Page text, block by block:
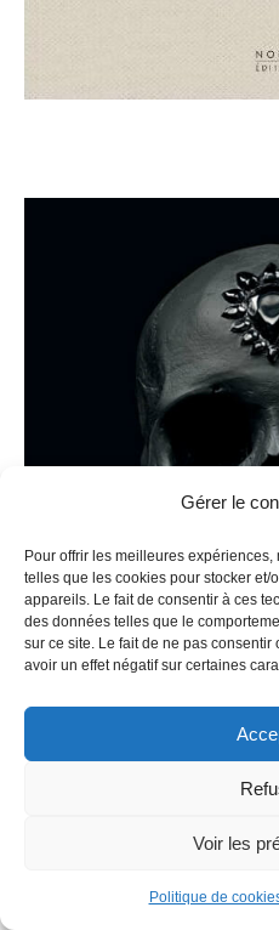
Gérer le
Pour offrir les meilleures
telles que les cookies pour stocker et/
appareils. Le fait de consentir à ces
des données telles que le
sur ce site. Le fait de ne pas
avoir un effet négatif sur certaines
Voir les
Politique de